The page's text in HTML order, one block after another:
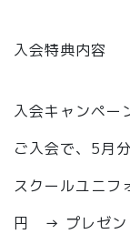
入会特典内容
入会キャンペ
ご入会で、5月
スクールユニ
円 → プレゼン